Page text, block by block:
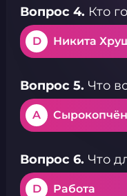
Вопрос 4. Кто
D Никита
Вопрос 5. Что
A
Вопрос 6. Что
D Работа